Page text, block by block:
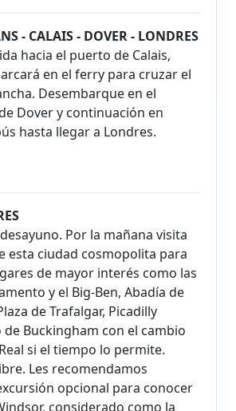
- CALAIS - DOVER - LONDRES
hacia el puerto de Calais,
en el ferry para cruzar el
Desembarque en el
Dover y continuación en
hasta llegar a Londres.
Por la mañana visita
esta ciudad cosmopolita para
de mayor interés como las
y el Big-Ben, Abadía de
de Trafalgar, Picadilly
de Buckingham con el cambio
si el tiempo lo permite.
Les recomendamos
opcional para conocer
considerado como la